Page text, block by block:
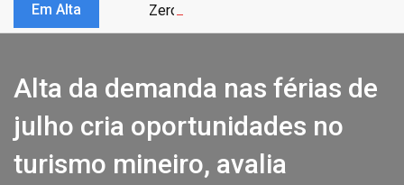
Em Alta Zero Trust não é modismo, é
Alta da demanda nas férias de
julho cria oportunidades no
turismo mineiro, avalia